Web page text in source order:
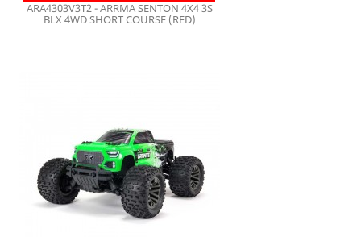
ARA4303V3T2 - ARRMA SENTON 4X4 3S
BLX 4WD SHORT COURSE (RED)